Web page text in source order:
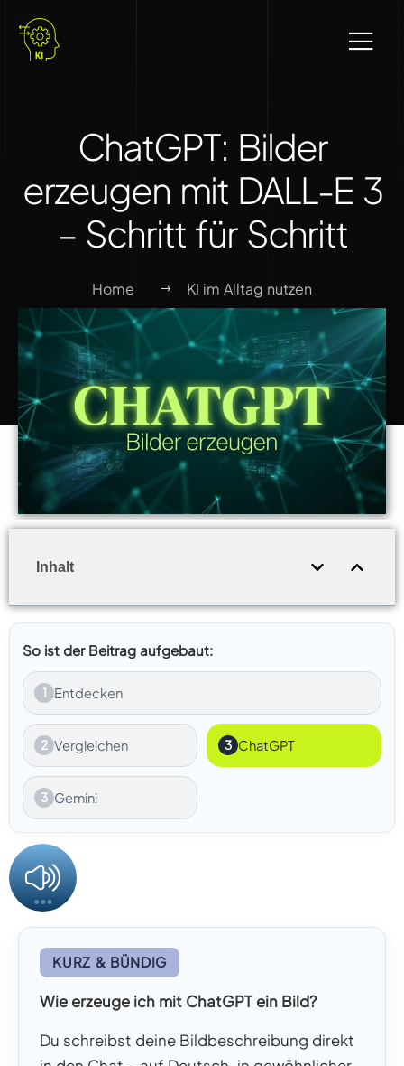
ChatGPT: Bilder
erzeugen mit DALL-E 3
– Schritt für Schritt
Home KI im Alltag nutzen
Inhalt
So ist der Beitrag aufgebaut:
1 Entdecken
2 Vergleichen 3 ChatGPT
3 Gemini
KURZ & BÜNDIG
Wie erzeuge ich mit ChatGPT ein Bild?
Du schreibst deine Bildbeschreibung direkt